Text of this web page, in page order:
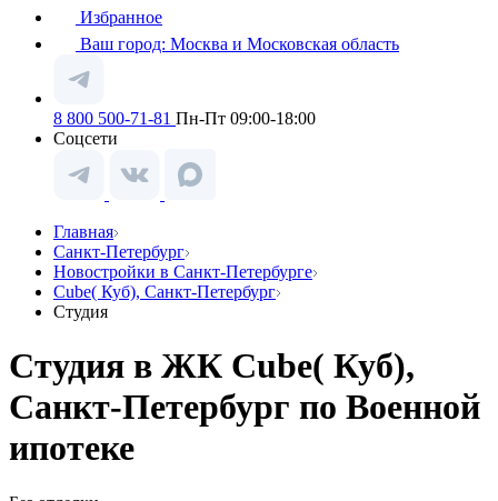
Избранное
Ваш город: Москва и Московская область
8 800 500-71-81 Пн-Пт 09:00-18:00
Соцсети
Главная
Санкт-Петербург
Новостройки в Санкт-Петербурге
Cube( Куб), Санкт-Петербург
Студия
Студия в ЖК Cube( Куб),
Санкт-Петербург по Военной
ипотеке